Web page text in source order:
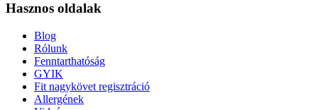
Hasznos oldalak
Blog
Rólunk
Fenntarthatóság
GYIK
Fit nagykövet regisztráció
Allergének